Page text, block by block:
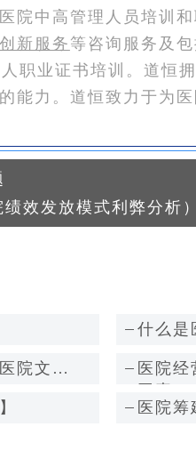
院中高管理人员培训
创新服务 等咨询服务及包
职业证书培训。道恒
能力。道恒致力于为
效发放模式利弊分析）
什么是
院文化
医院经
因素
医院筹